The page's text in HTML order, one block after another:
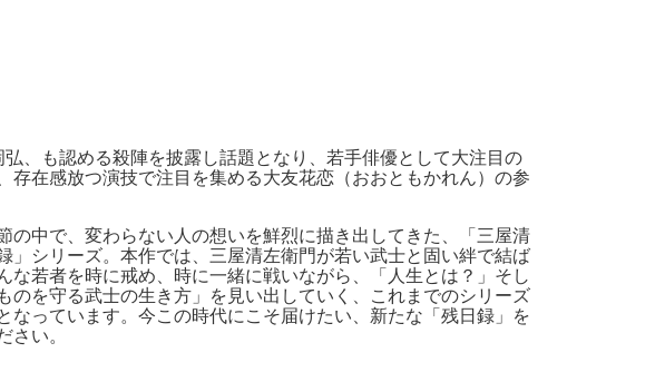
、も認める殺陣を披露し話題となり、若手俳優として大注目の
在感放つ演技で注目を集める大友花恋（おおともかれん）の参
の中で、変わらない人の想いを鮮烈に描き出してきた、「三屋清
」シリーズ。本作では、三屋清左衛門が若い武士と固い絆で結ば
な若者を時に戒め、時に一緒に戦いながら、「人生とは？」そし
のを守る武士の生き方」を見い出していく、これまでのシリーズ
なっています。今この時代にこそ届けたい、新たな「残日録」を
さい。